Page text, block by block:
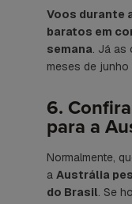
Voos durante
baratos em
semana. Já as
meses de junho
6.
para a
Normalmente,
a Austrália
do Brasil. Se